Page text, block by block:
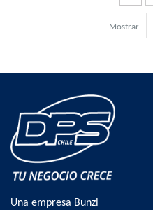
Mostrar
Una empresa Bunzl